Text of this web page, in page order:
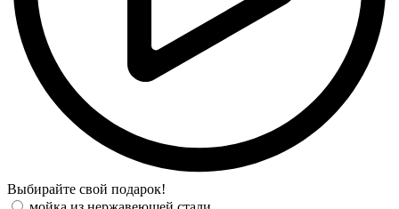
Выбирайте свой подарок!